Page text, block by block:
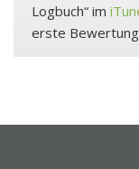
Logbuch“ im
erste